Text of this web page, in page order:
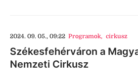
2024. 09. 05., 09:22 Programok, cirkusz
Székesfehérváron a
Nemzeti Cirkusz